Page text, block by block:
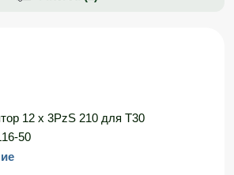
12 x 3PzS 210 для T30
50